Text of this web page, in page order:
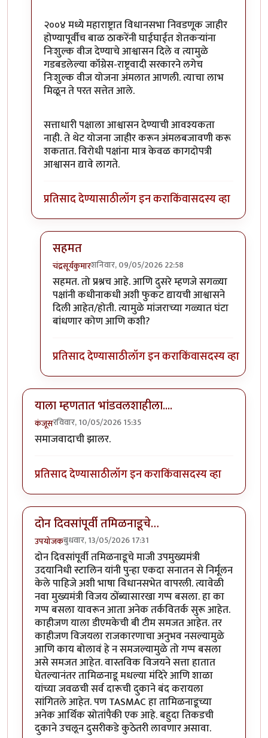
२००४ मध्ये महाराष्ट्रात विधानसभा निवडणूक जाहीर
होण्यापूर्वीच बाळ ठाकरेंनी घाईघाईत शेतकऱ्यांना
निःशुल्क वीज देण्याचे आश्वासन दिले व त्यामुळे
गडबडलेल्या कॉंग्रेस-राष्ट्रवादी सरकारने लगेच
निःशुल्क वीज योजना अंमलात आणली. त्याचा लाभ
मिळून ते परत सत्तेत आले.
सत्ताधारी पक्षाला आश्वासन देण्याची आवश्यकता
नाही. ते थेट योजना जाहीर करून अंमलबजावणी करू
शकतात. विरोधी पक्षांना मात्र केवळ कागदोपत्री
आश्वासन द्यावे लागते.
प्रतिसाद देण्यासाठीलॉग इन कराकिंवासदस्य व्हा
सहमत
चंद्रसूर्यकुमारशनिवार, 09/05/2026 22:58
In reply toनिवडणूक प्रचारात बंदी घालावी…by
सहमत. तो प्रश्नच आहे. आणि दुसरे म्हणजे सगळ्या
पक्षांनी कधीनाकधी अशी फुकट द्यायची आश्वासने
दिली आहेत/होती. त्यामुळे मांजराच्या गळ्यात घंटा
बांधणार कोण आणि कशी?
प्रतिसाद देण्यासाठीलॉग इन कराकिंवासदस्य व्हा
याला म्हणतात भांडवलशाहीला....
कंजूसरविवार, 10/05/2026 15:35
समाजवादाची झालर.
प्रतिसाद देण्यासाठीलॉग इन कराकिंवासदस्य व्हा
दोन दिवसांपूर्वी तमिळनाडूचे…
उपयोजकबुधवार, 13/05/2026 17:31
दोन दिवसांपूर्वी तमिळनाडूचे माजी उपमुख्यमंत्री
उदयानिधी स्टालिन यांनी पुन्हा एकदा सनातन से निर्मूलन
केले पाहिजे अशी भाषा विधानसभेत वापरली. त्यावेळी
नवा मुख्यमंत्री विजय ठोंब्यासारखा गप्प बसला. हा का
गप्प बसला यावरून आता अनेक तर्कवितर्क सुरू आहेत.
काहीजण याला डीएमकेची बी टीम समजत आहेत. तर
काहीजण विजयला राजकारणाचा अनुभव नसल्यामुळे
आणि काय बोलावं हे न समजल्यामुळे तो गप्प बसला
असे समजत आहेत. वास्तविक विजयने सत्ता हातात
घेतल्यानंतर तामिळनाडू मधल्या मंदिरे आणि शाळा
यांच्या जवळची सर्व दारूची दुकाने बंद करायला
सांगितले आहेत. पण TASMAC हा तामिळनाडूच्या
अनेक आर्थिक स्रोतांपैकी एक आहे. बहुदा तिकडची
दुकाने उचलून दुसरीकडे कुठेतरी लावणार असावा.